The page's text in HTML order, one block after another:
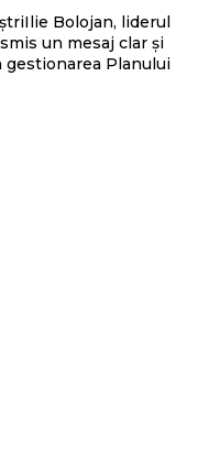
Bolojan, liderul
un mesaj clar și
Planului